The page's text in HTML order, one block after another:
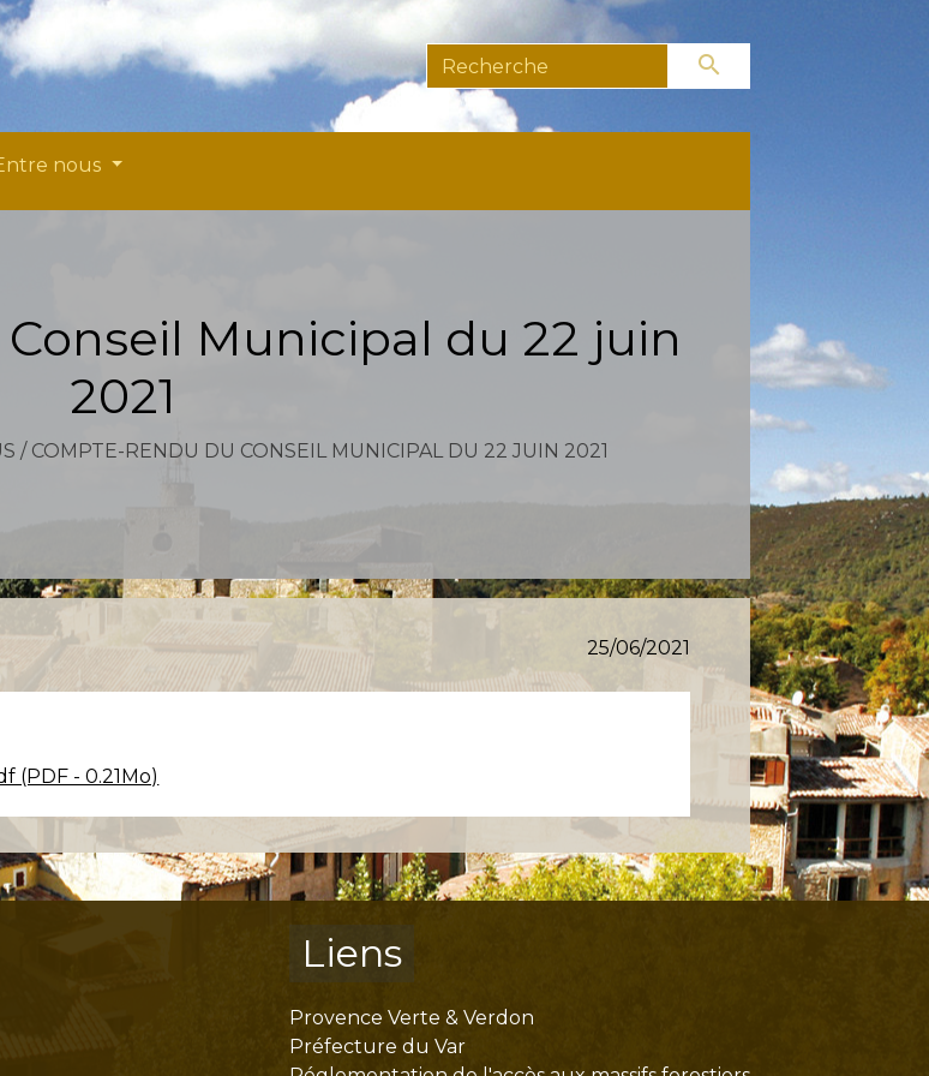
search
nous
Municipal du 22 juin
2021
/ COMPTE-RENDU DU CONSEIL MUNICIPAL DU 22 JUIN 2021
25/06/2021
(PDF - 0.21Mo)
Liens
Provence Verte & Verdon
Préfecture du Var